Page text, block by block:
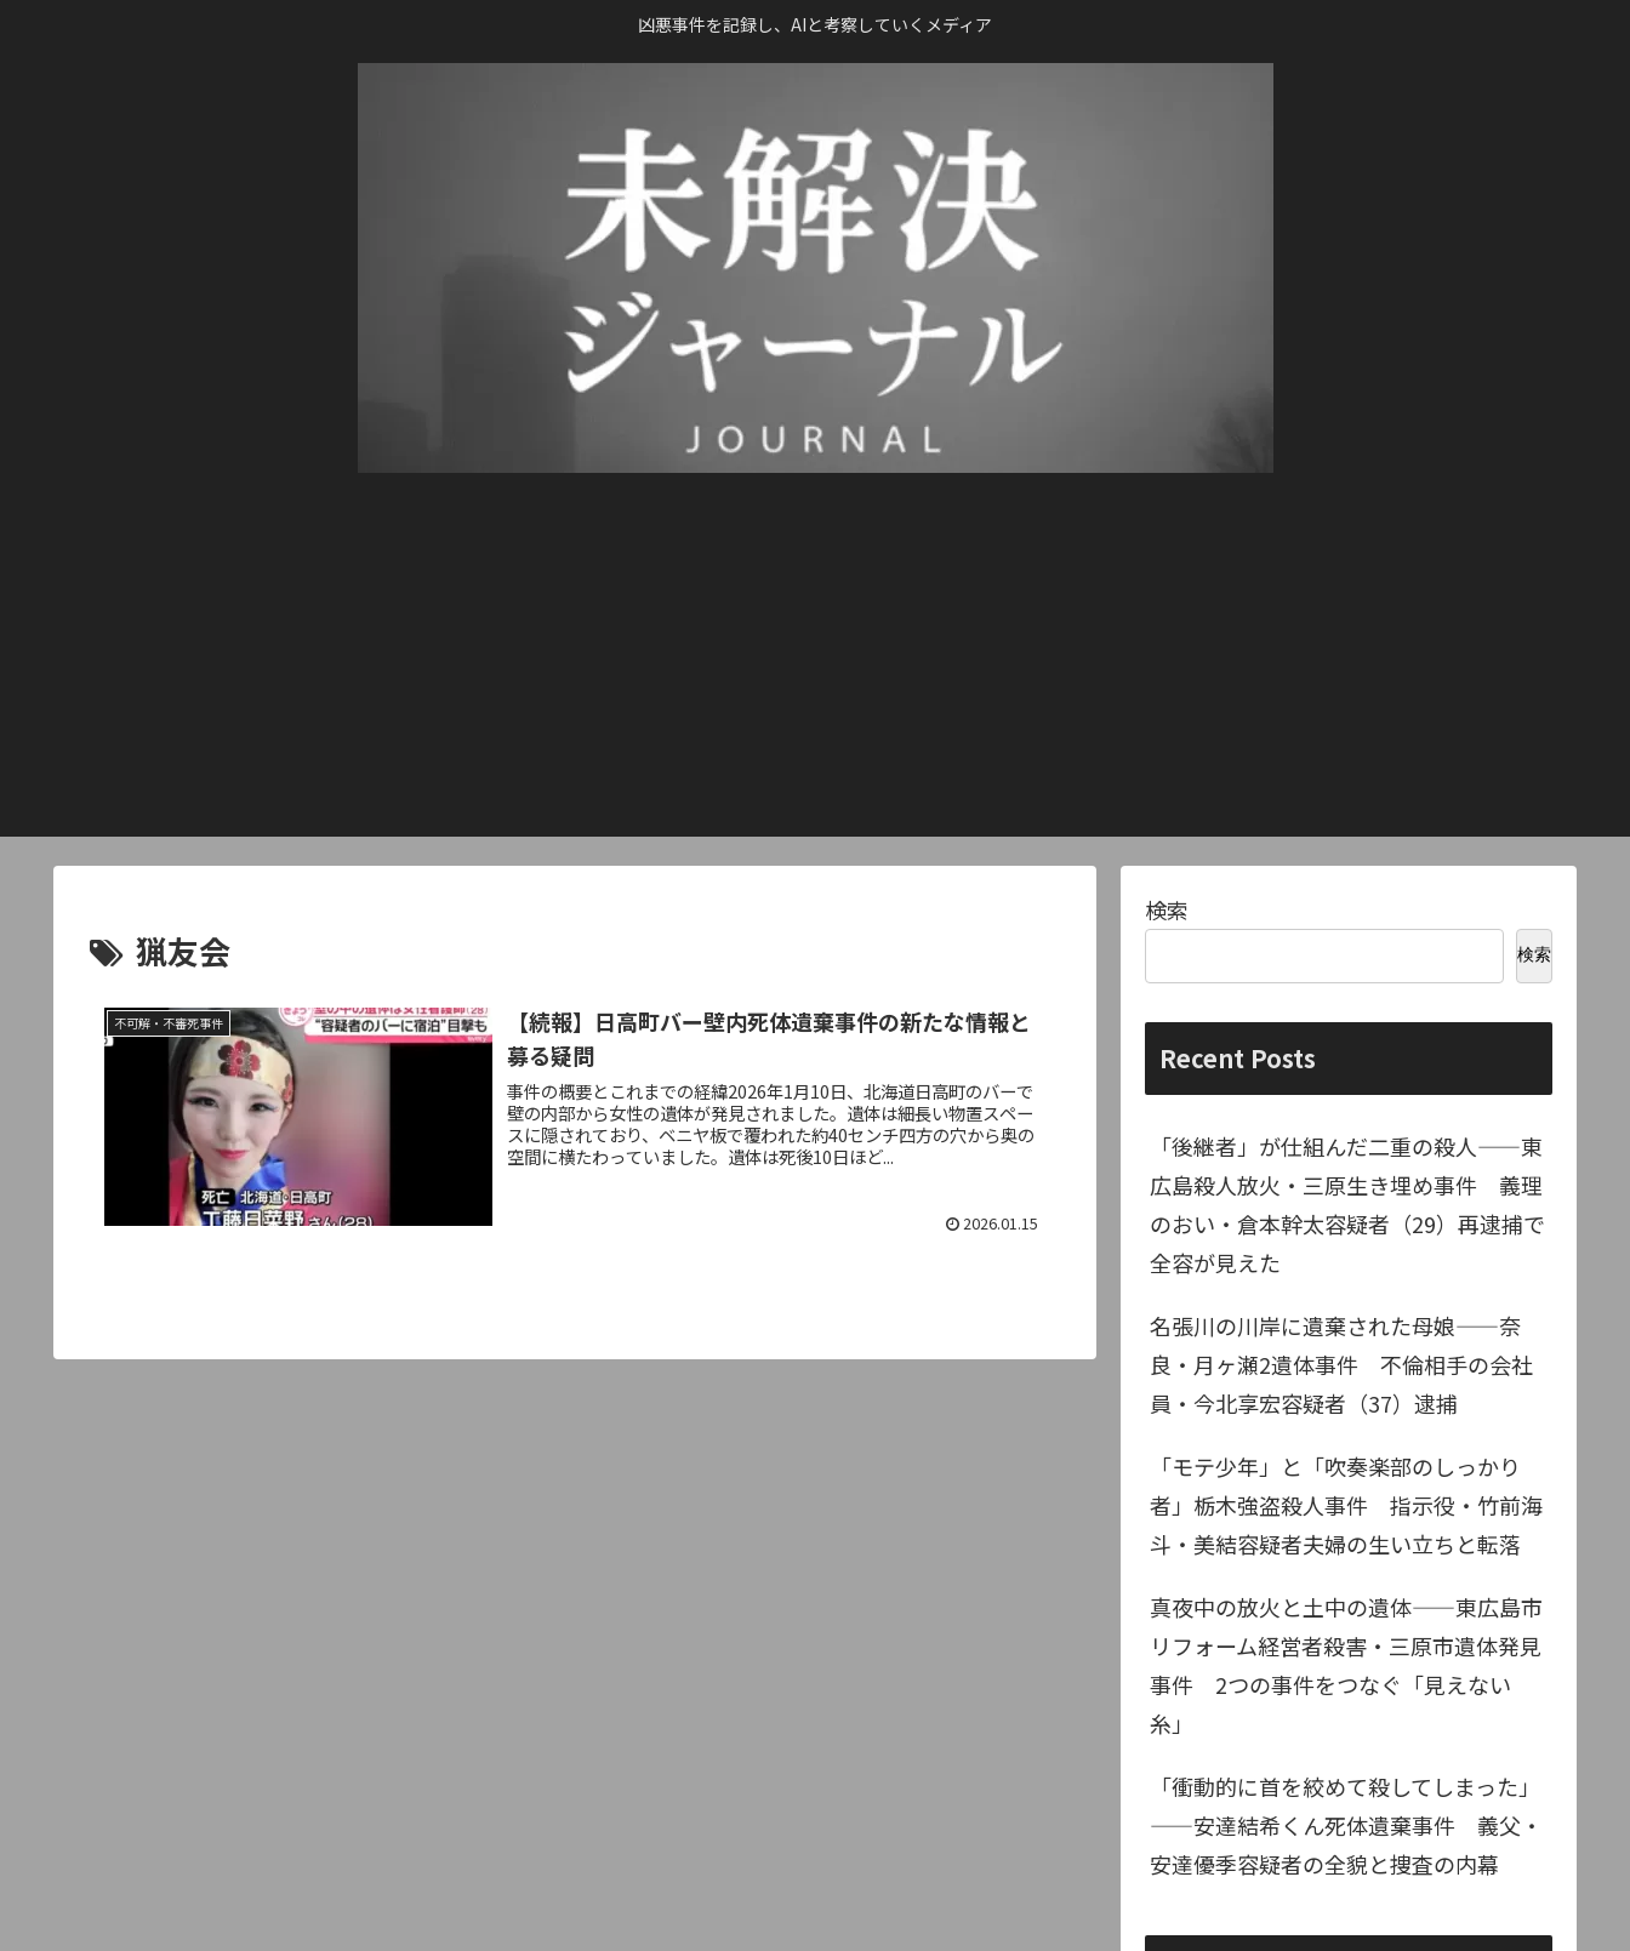
凶悪事件を記録し、AIと考察していくメディア
猟友会
不可解・不審死事件
【続報】日高町バー壁内死体遺棄事件の新たな情報と
募る疑問
事件の概要とこれまでの経緯2026年1月10日、北海道日高町のバーで
壁の内部から女性の遺体が発見されました。遺体は細長い物置スペー
スに隠されており、ベニヤ板で覆われた約40センチ四方の穴から奥の
空間に横たわっていました。遺体は死後10日ほど...
2026.01.15
検索
検索
Recent Posts
「後継者」が仕組んだ二重の殺人——東
広島殺人放火・三原生き埋め事件 義理
のおい・倉本幹太容疑者（29）再逮捕で
全容が見えた
名張川の川岸に遺棄された母娘——奈
良・月ヶ瀬2遺体事件 不倫相手の会社
員・今北享宏容疑者（37）逮捕
「モテ少年」と「吹奏楽部のしっかり
者」栃木強盗殺人事件 指示役・竹前海
斗・美結容疑者夫婦の生い立ちと転落
真夜中の放火と土中の遺体——東広島市
リフォーム経営者殺害・三原市遺体発見
事件 2つの事件をつなぐ「見えない
糸」
「衝動的に首を絞めて殺してしまった」
——安達結希くん死体遺棄事件 義父・
安達優季容疑者の全貌と捜査の内幕